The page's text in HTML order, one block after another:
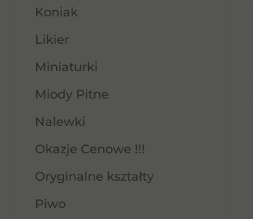
Koniak
Likier
Miniaturki
Miody Pitne
Nalewki
Okazje Cenowe !!!
Oryginalne kształty
Piwo